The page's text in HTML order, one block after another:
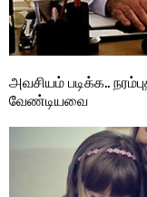
அவசியம் படிக்க..
வேண்டியவை